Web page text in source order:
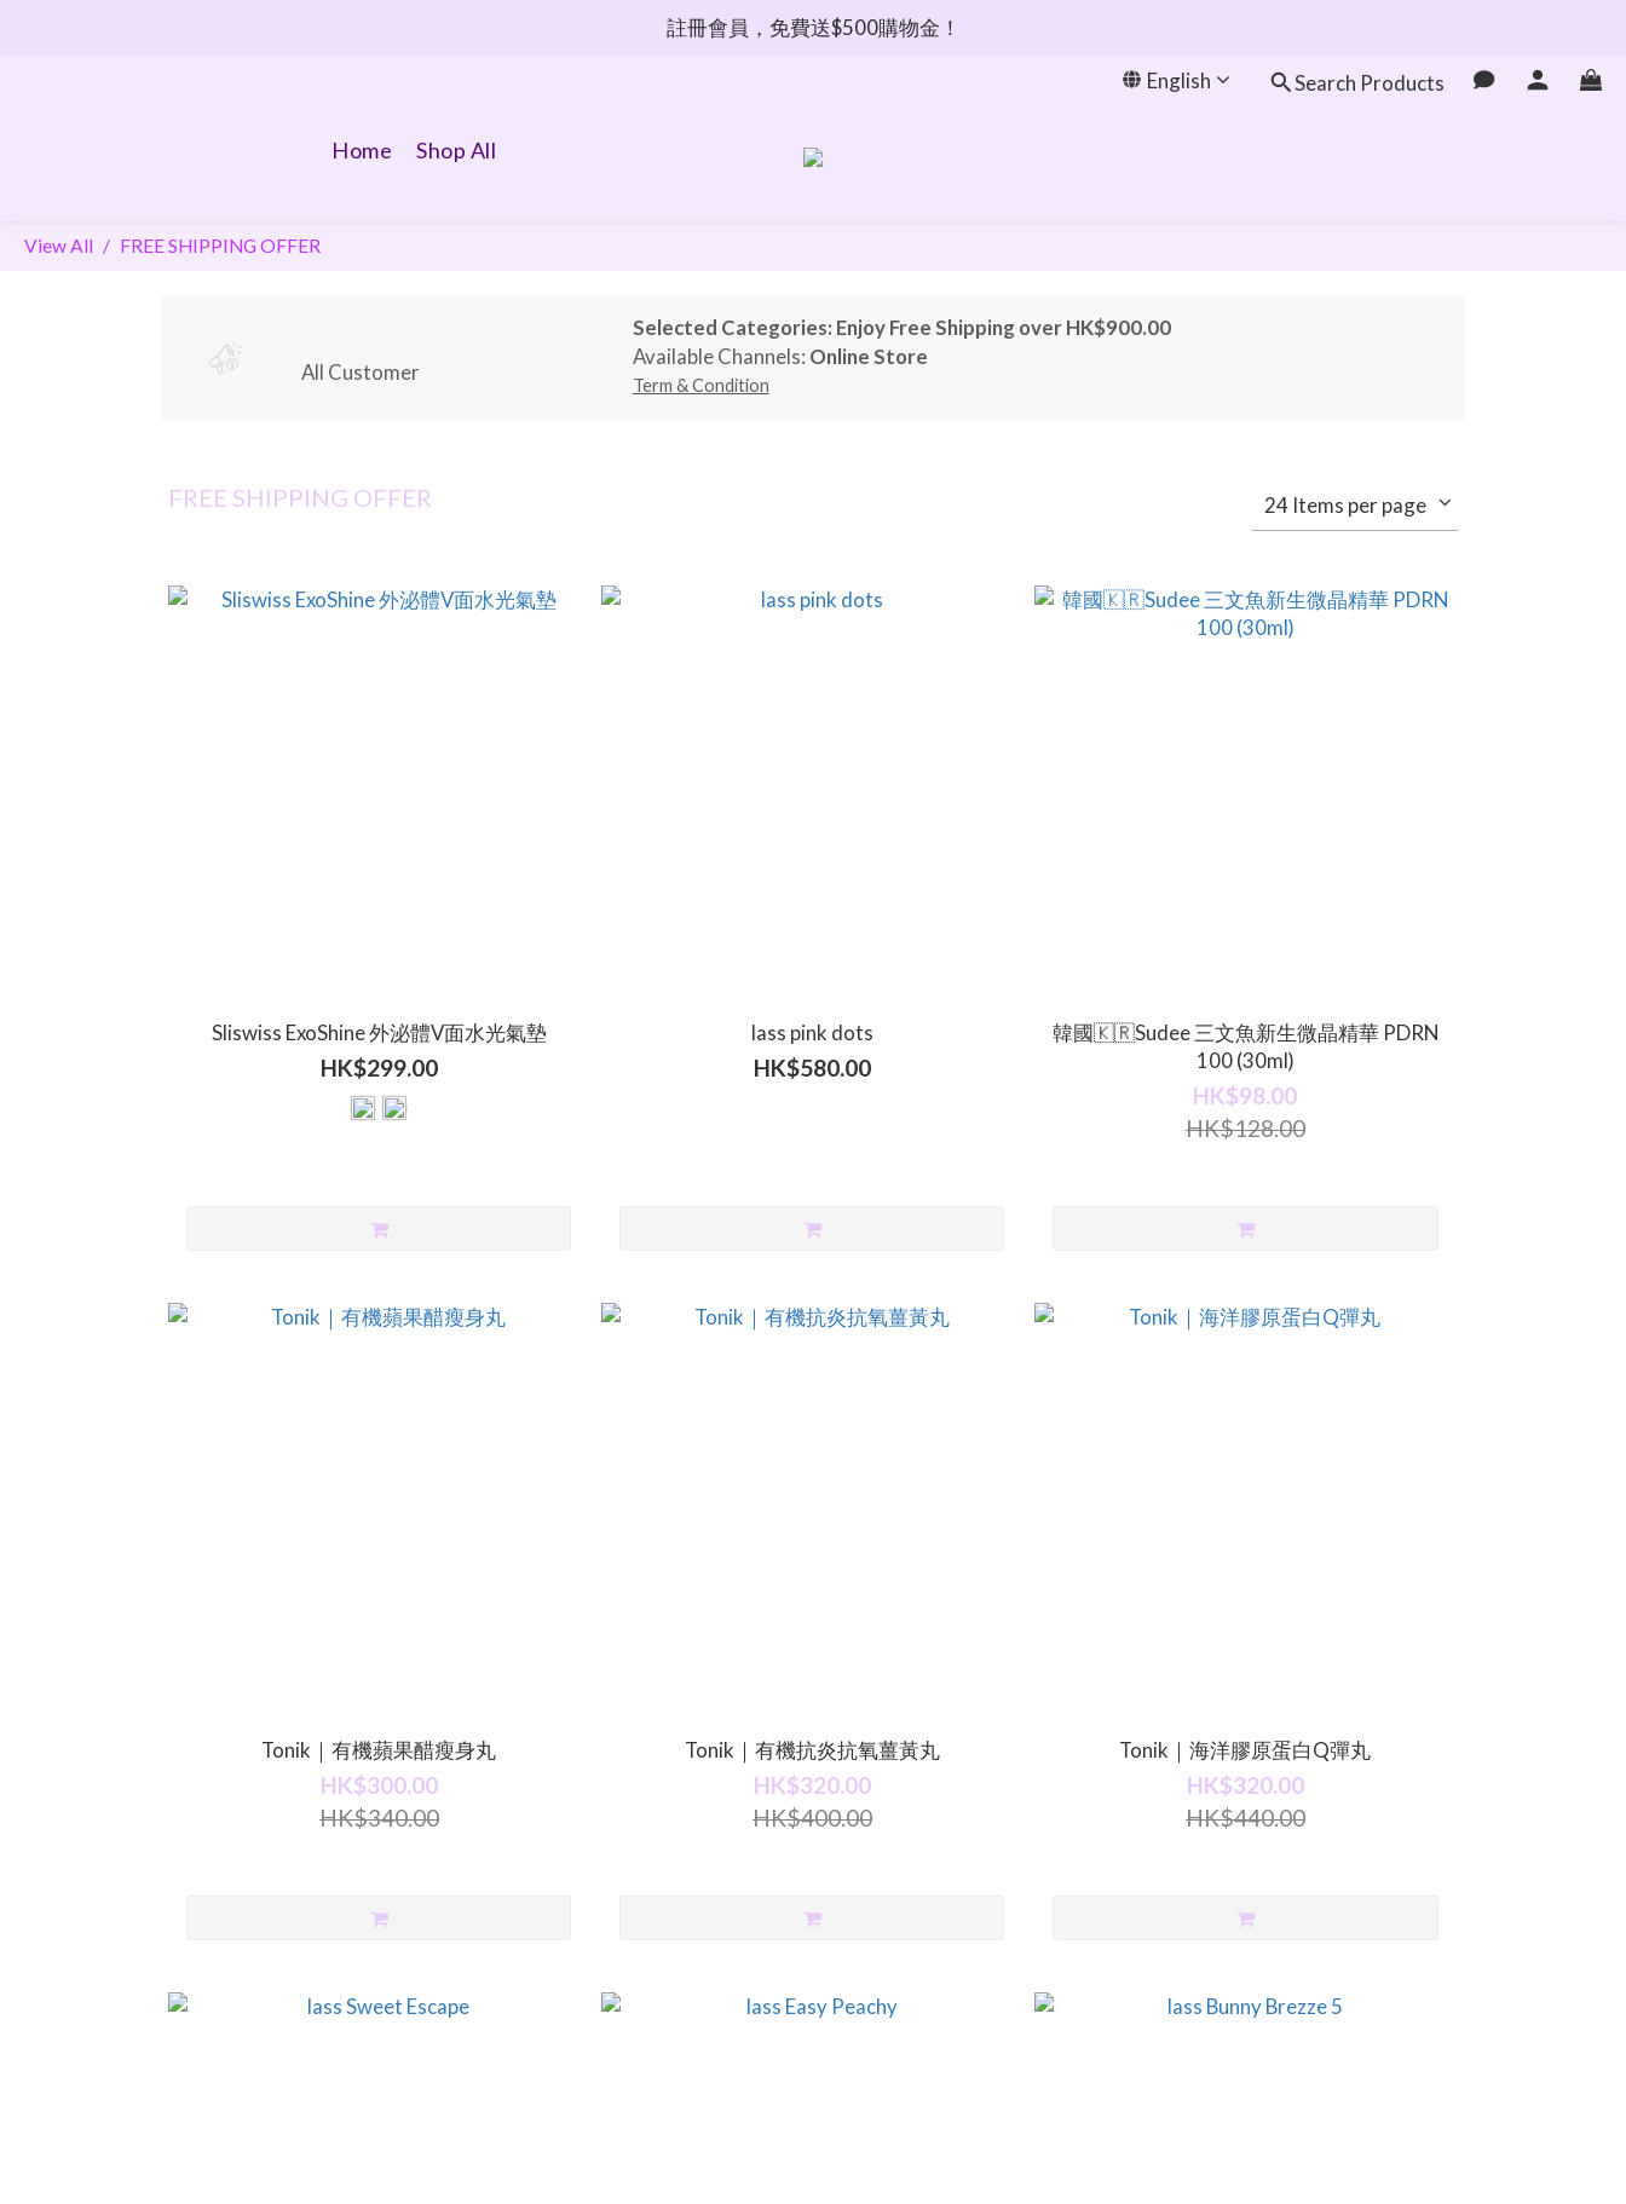
註冊會員，免費送$500購物金！
English Search Products
Home Shop All
View All FREE SHIPPING OFFER
All Customer
Selected Categories: Enjoy Free Shipping over HK$900.00
Available Channels: Online Store
Term & Condition
FREE SHIPPING OFFER 24 Items per page
Sliswiss ExoShine 外泌體V面水光氣墊
HK$299.00
lass pink dots
HK$580.00
韓國🇰🇷Sudee 三文魚新生微晶精華 PDRN
100 (30ml)
HK$98.00
HK$128.00
Tonik｜有機蘋果醋瘦身丸
HK$300.00
HK$340.00
Tonik｜有機抗炎抗氧薑黃丸
HK$320.00
HK$400.00
Tonik｜海洋膠原蛋白Q彈丸
HK$320.00
HK$440.00